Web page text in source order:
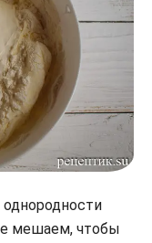
мешаем, чтобы